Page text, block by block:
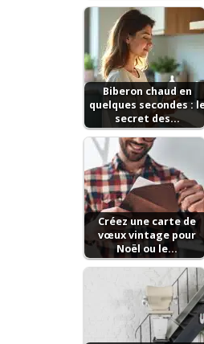
Biberon chaud en
quelques secondes : le
secret des…
Créez une carte de
vœux vintage pour
Noël ou le…